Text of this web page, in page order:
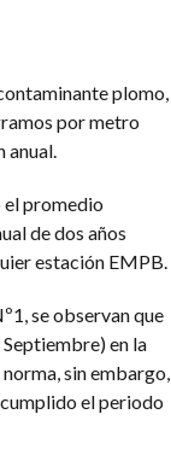
plomo,
por metro
anual.
el promedio
de dos años
estación EMPB.
se observan que
en la
sin embargo,
el periodo